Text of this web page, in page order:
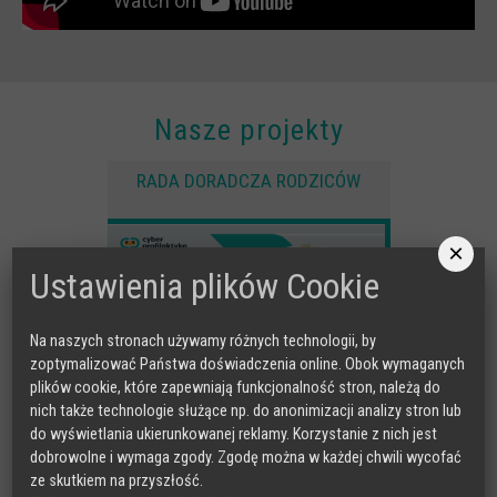
Nasze projekty
RADA DORADCZA RODZICÓW
×
Ustawienia plików Cookie
Na naszych stronach używamy różnych technologii, by
zoptymalizować Państwa doświadczenia online. Obok wymaganych
plików cookie, które zapewniają funkcjonalność stron, należą do
nich także technologie służące np. do anonimizacji analizy stron lub
do wyświetlania ukierunkowanej reklamy. Korzystanie z nich jest
dobrowolne i wymaga zgody. Zgodę można w każdej chwili wycofać
ze skutkiem na przyszłość.